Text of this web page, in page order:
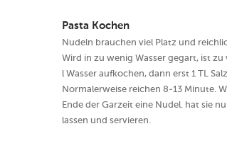
Pasta Kochen
Nudeln brauchen viel Platz und
Wird in zu wenig Wasser gegart, ist
l Wasser aufkochen, dann erst 1 TL
Normalerweise reichen 8-13 Minute.
Ende der Garzeit eine Nudel. hat sie
lassen und servieren.